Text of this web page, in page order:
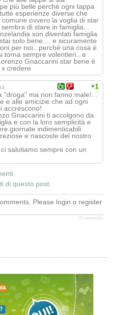
più belle perché ogni tappa
esperienze diverse che
ovvero la voglia di star
di stare in famiglia...
son diventati famiglia
solo bene.... e sicuramente
per noi...perché una cosa è
torna sempre volentieri...e
Gnaccarini star bene è
credere
+1
ma non fanno male!...
e alle amicizie che ad ogni
accrescono!
Gnaccarini ti accolgono da
e con la loro semplicità e
giornate indimenticabili
e nascoste del nostro
salutiamo sempre con un
di questo post.
Please login o register
JComments